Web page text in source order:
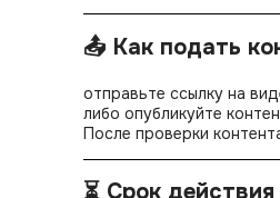
📤 Как подать
отправьте ссылку на
либо опубликуйте
После проверки
⏳ Срок